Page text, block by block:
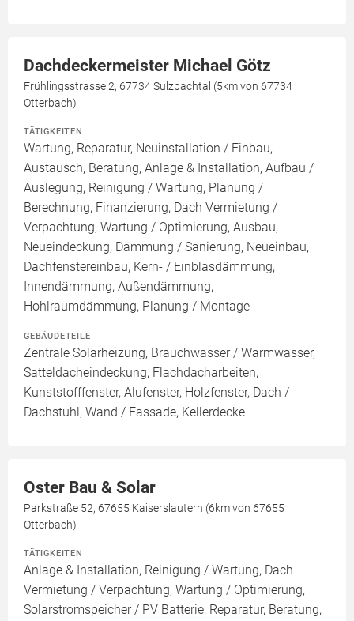
Dachdeckermeister Michael Götz
Frühlingsstrasse 2, 67734 Sulzbachtal (5km von 67734
Otterbach)
TÄTIGKEITEN
Wartung, Reparatur, Neuinstallation / Einbau,
Austausch, Beratung, Anlage & Installation, Aufbau /
Auslegung, Reinigung / Wartung, Planung /
Berechnung, Finanzierung, Dach Vermietung /
Verpachtung, Wartung / Optimierung, Ausbau,
Neueindeckung, Dämmung / Sanierung, Neueinbau,
Dachfenstereinbau, Kern- / Einblasdämmung,
Innendämmung, Außendämmung,
Hohlraumdämmung, Planung / Montage
GEBÄUDETEILE
Zentrale Solarheizung, Brauchwasser / Warmwasser,
Satteldacheindeckung, Flachdacharbeiten,
Kunststofffenster, Alufenster, Holzfenster, Dach /
Dachstuhl, Wand / Fassade, Kellerdecke
Oster Bau & Solar
Parkstraße 52, 67655 Kaiserslautern (6km von 67655
Otterbach)
TÄTIGKEITEN
Anlage & Installation, Reinigung / Wartung, Dach
Vermietung / Verpachtung, Wartung / Optimierung,
Solarstromspeicher / PV Batterie, Reparatur, Beratung,